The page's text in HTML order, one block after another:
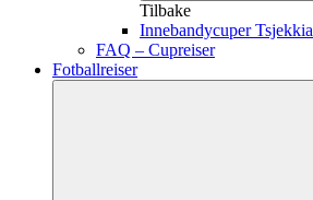
Tilbake
Innebandycuper Tsjekkia
FAQ – Cupreiser
Fotballreiser